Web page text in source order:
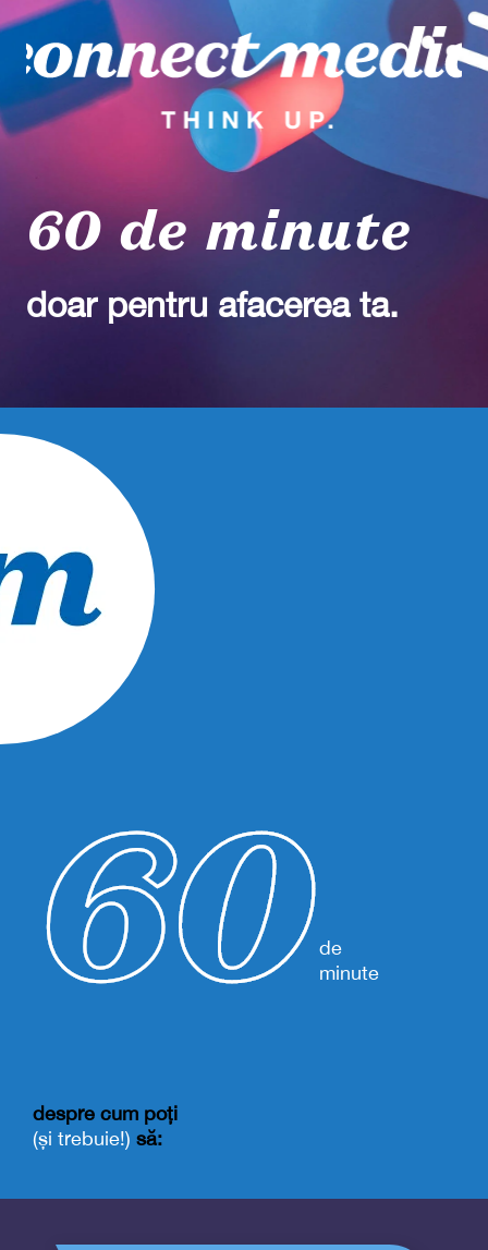
60 de minute
doar pentru afacerea ta.
de
minute
despre cum poți
(și trebuie!) să: